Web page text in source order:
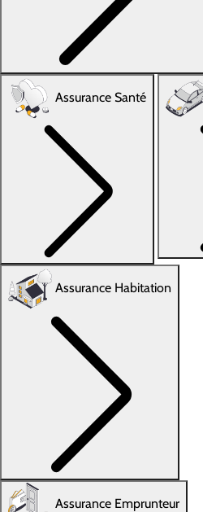
Assurance Santé
Assurance Habitation
Assurance Emprunteur